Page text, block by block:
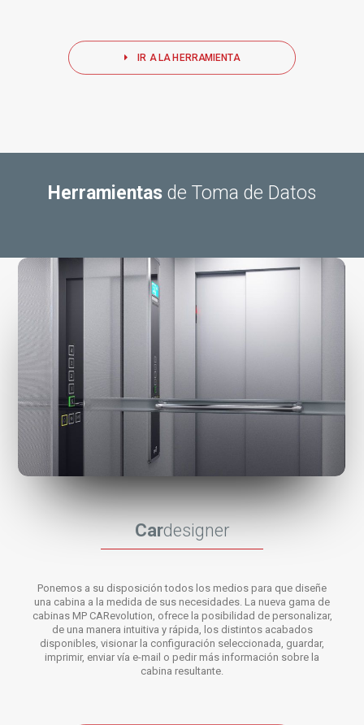
IR A LA HERRAMIENTA
Herramientas de Toma de Datos
Cardesigner
Ponemos a su disposición todos los medios para que diseñe
una cabina a la medida de sus necesidades. La nueva gama de
cabinas MP CARevolution, ofrece la posibilidad de personalizar,
de una manera intuitiva y rápida, los distintos acabados
disponibles, visionar la configuración seleccionada, guardar,
imprimir, enviar vía e-mail o pedir más información sobre la
cabina resultante.